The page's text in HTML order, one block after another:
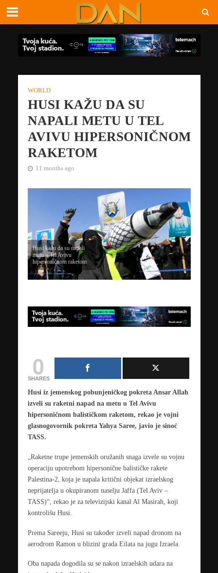
WORLD
HUSI KAŽU DA SU
NAPALI METU U TEL
AVIVU HIPERSONIČNOM
RAKETOM
11 months ago
Husi kažu da su napali
metu u Tel Avivu
hipersoničnom raketom
0
SHARES
Husi iz jemenskog pobunjeničkog pokreta Ansar Allah
izveli su raketni napad na metu u Tel Avivu
hipersoničnom balističkom raketom, rekao je vojni
glasnogovornik pokreta Yahya Saree, javio je sinoć
TASS.
„Raketne trupe jemenskih oružanih snaga izvele su vojnu
operaciju upotrebom hipersonične balističke rakete
Palestina-2, koja je napala kritični objekat izraelskog
neprijatelja u okupiranom naselju Jaffa (Tel Aviv –
TASS)“, rekao je za televizijski kanal Al Masirah, koji
kontrolišu Husi.
Prema Sareeju, Husi su također izveli napad dronom na
aerodrom Ramon u blizini grada Eilata na jugu Izraela.
Oba napada dogodila su se nakon izraelskih udara na